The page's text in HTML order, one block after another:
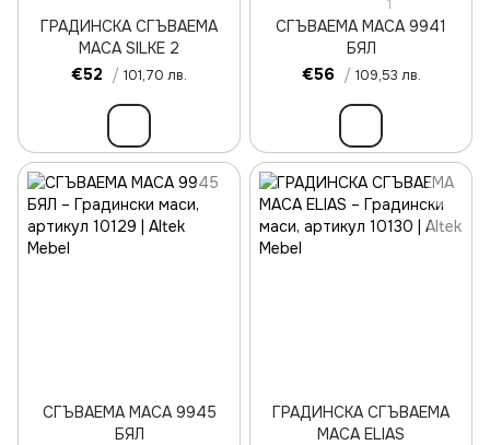
ГРАДИНСКА СГЪВAEMA
МАСА SILKE 2
€52 / 101,70 лв.
1
СГЪВАЕМА МАСА 9941
БЯЛ
€56 / 109,53 лв.
СГЪВАЕМА МАСА 9945
БЯЛ
ГРАДИНСКА СГЪВАЕМА
МАСА ELIAS